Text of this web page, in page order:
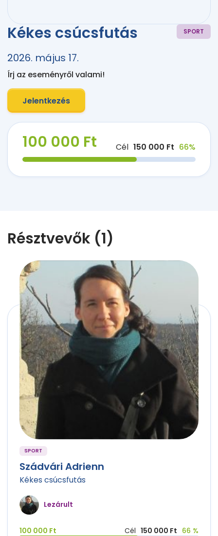
Kékes csúcsfutás
2026. május 17.
SPORT
Írj az eseményről valami!
Jelentkezés
100 000 Ft Cél 150 000 Ft 66%
Résztvevők (1)
SPORT
Szádvári Adrienn
Kékes csúcsfutás
Lezárult
100 000 Ft Cél 150 000 Ft 66 %